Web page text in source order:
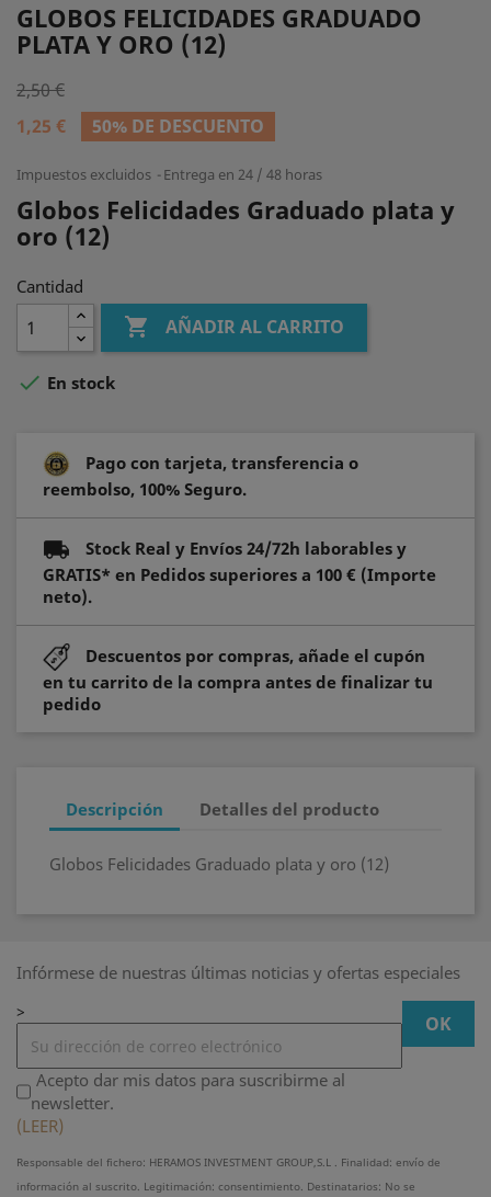
GLOBOS FELICIDADES GRADUADO
PLATA Y ORO (12)
2,50 €
1,25 €
50% DE DESCUENTO
Impuestos excluidos Entrega en 24 / 48 horas
Globos Felicidades Graduado plata y
oro (12)
Cantidad
 AÑADIR AL CARRITO
 En stock
Pago con tarjeta, transferencia o
reembolso, 100% Seguro.
Stock Real y Envíos 24/72h laborables y
GRATIS* en Pedidos superiores a 100 € (Importe
neto).
Descuentos por compras, añade el cupón
en tu carrito de la compra antes de finalizar tu
pedido
Descripción Detalles del producto
Globos Felicidades Graduado plata y oro (12)
Infórmese de nuestras últimas noticias y ofertas especiales
>
Acepto dar mis datos para suscribirme al
newsletter.
(LEER)
Responsable del fichero: HERAMOS INVESTMENT GROUP,S.L . Finalidad: envío de
información al suscrito. Legitimación: consentimiento. Destinatarios: No se